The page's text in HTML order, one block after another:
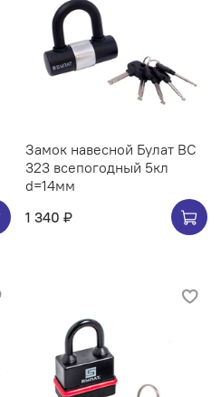
Замок навесной Булат ВС
323 всепогодный 5кл
d=14мм
1 340 ₽